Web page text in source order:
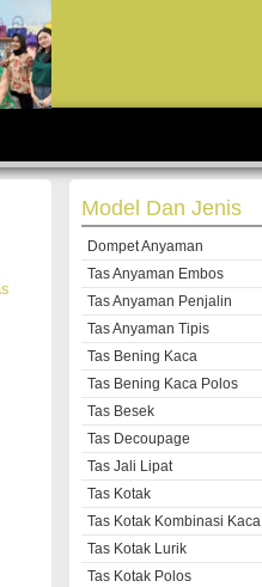
Model Dan Jenis
Dompet Anyaman
Tas Anyaman Embos
Tas Anyaman Penjalin
Tas Anyaman Tipis
Tas Bening Kaca
Tas Bening Kaca Polos
Tas Besek
Tas Decoupage
Tas Jali Lipat
Tas Kotak
Tas Kotak Kombinasi Kaca
Tas Kotak Lurik
Tas Kotak Polos